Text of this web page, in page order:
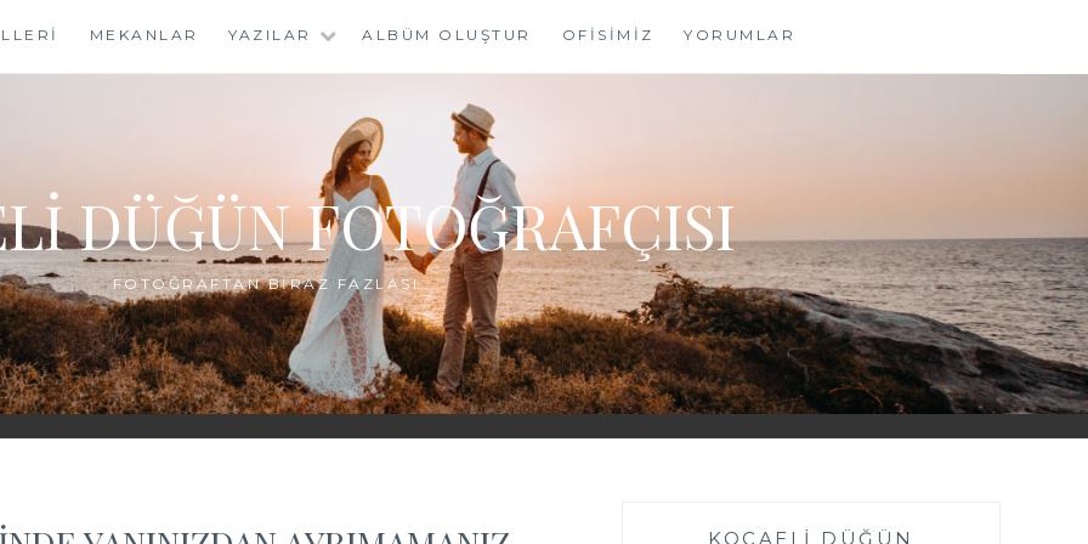
MEKANLAR YAZILAR ALBÜM OLUŞTUR OFİSİMİZ YORUMLAR
DÜĞÜN FOTOĞRAFÇISI
FOTOĞRAFTAN BIRAZ FAZLASI…
KOCAELI DÜĞÜN